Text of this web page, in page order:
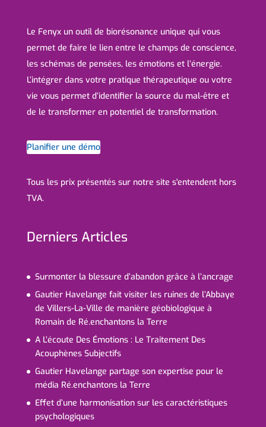
Le Fenyx un outil de biorésonance unique qui vous
permet de faire le lien entre le champs de conscience,
les schémas de pensées, les émotions et l’énergie.
L’intégrer dans votre pratique thérapeutique ou votre
vie vous permet d’identifier la source du mal-être et
de le transformer en potentiel de transformation.
Planifier une démo
Tous les prix présentés sur notre site s'entendent hors
TVA.
Derniers Articles
Surmonter la blessure d’abandon grâce à l’ancrage
Gautier Havelange fait visiter les ruines de l’Abbaye
de Villers-La-Ville de manière géobiologique à
Romain de Ré.enchantons la Terre
A L’écoute Des Émotions : Le Traitement Des
Acouphènes Subjectifs
Gautier Havelange partage son expertise pour le
média Ré.enchantons la Terre
Effet d’une harmonisation sur les caractéristiques
psychologiques